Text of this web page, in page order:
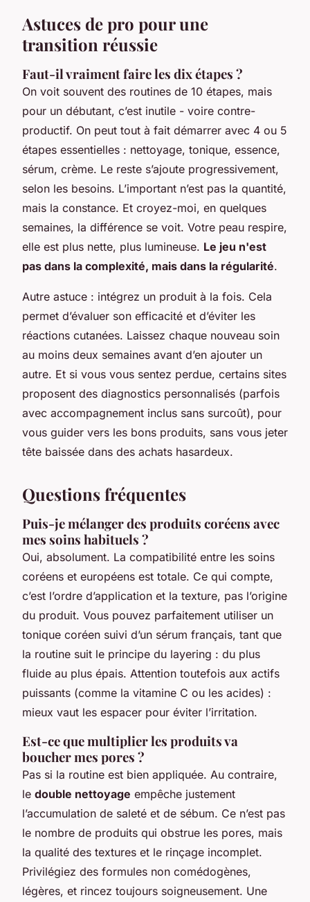
Astuces de pro pour une
transition réussie
Faut-il vraiment faire les dix étapes ?
On voit souvent des routines de 10 étapes, mais
pour un débutant, c’est inutile - voire contre-
productif. On peut tout à fait démarrer avec 4 ou 5
étapes essentielles : nettoyage, tonique, essence,
sérum, crème. Le reste s’ajoute progressivement,
selon les besoins. L’important n’est pas la quantité,
mais la constance. Et croyez-moi, en quelques
semaines, la différence se voit. Votre peau respire,
elle est plus nette, plus lumineuse. Le jeu n'est
pas dans la complexité, mais dans la régularité.
Autre astuce : intégrez un produit à la fois. Cela
permet d’évaluer son efficacité et d’éviter les
réactions cutanées. Laissez chaque nouveau soin
au moins deux semaines avant d’en ajouter un
autre. Et si vous vous sentez perdue, certains sites
proposent des diagnostics personnalisés (parfois
avec accompagnement inclus sans surcoût), pour
vous guider vers les bons produits, sans vous jeter
tête baissée dans des achats hasardeux.
Questions fréquentes
Puis-je mélanger des produits coréens avec
mes soins habituels ?
Oui, absolument. La compatibilité entre les soins
coréens et européens est totale. Ce qui compte,
c’est l’ordre d’application et la texture, pas l’origine
du produit. Vous pouvez parfaitement utiliser un
tonique coréen suivi d’un sérum français, tant que
la routine suit le principe du layering : du plus
fluide au plus épais. Attention toutefois aux actifs
puissants (comme la vitamine C ou les acides) :
mieux vaut les espacer pour éviter l’irritation.
Est-ce que multiplier les produits va
boucher mes pores ?
Pas si la routine est bien appliquée. Au contraire,
le double nettoyage empêche justement
l’accumulation de saleté et de sébum. Ce n’est pas
le nombre de produits qui obstrue les pores, mais
la qualité des textures et le rinçage incomplet.
Privilégiez des formules non comédogènes,
légères, et rincez toujours soigneusement. Une